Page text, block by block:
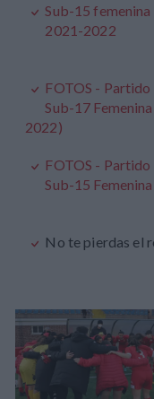
Sub-15
2021-2022
FOTOS -
Sub-17
2022)
FOTOS -
Sub-15
No te pierdas el